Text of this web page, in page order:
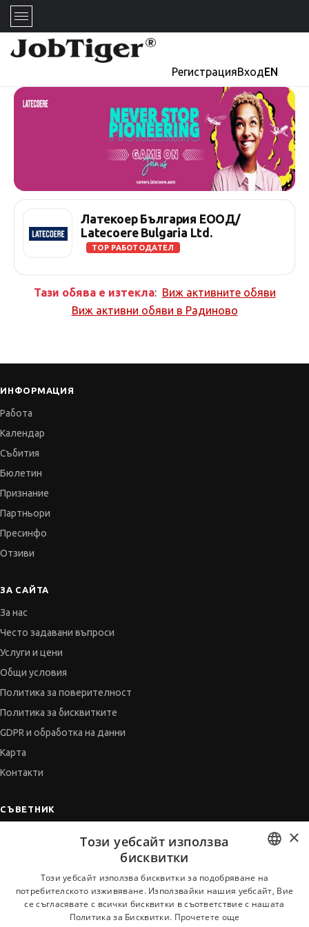
РегистрацияВходEN
Латекоер България ЕООД/
Latecoere Bulgaria Ltd.
TOP РАБОТОДАТЕЛ
Тази обява е изтекла: Виж активните обяви
Виж активни обяви в Радиново
ИНФОРМАЦИЯ
Работа
Календар
Събития
Бюлетин
Признание
Партньори
Пресинфо
Отзиви
ЗА САЙТА
За нас
Често задавани въпроси
Услуги и цени
Общи условия
Политика за поверителност
Политика за бисквитките
GDPR и обработка на данни
Карта
Контакти
СЪВЕТНИК
Когато получим оферта
BULGARIAN
ENGLISH
×
Този уебсайт използва
бисквитки
Този уебсайт използва бисквитки за подобряване на
потребителското изживяване. Използвайки нашия уебсайт, Вие
се съгласявате с всички бисквитки в съответствие с нашата
Политика за Бисквитки. Прочетете още